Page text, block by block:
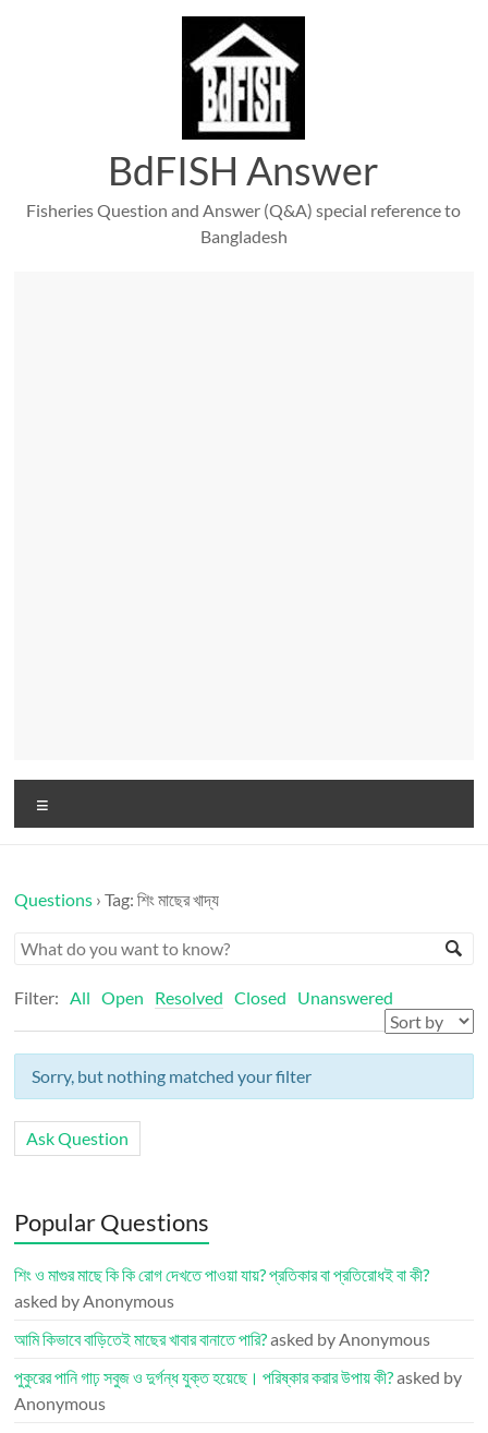
BdFISH Answer
Fisheries Question and Answer (Q&A) special reference to
Bangladesh
Questions ›Tag: শিং মাছের খাদ্য
Filter: All Open Resolved Closed Unanswered
Sorry, but nothing matched your filter
Ask Question
Popular Questions
শিং ও মাগুর মাছে কি কি রোগ দেখতে পাওয়া যায়? প্রতিকার বা প্রতিরোধই বা কী?
asked by Anonymous
আমি কিভাবে বাড়িতেই মাছের খাবার বানাতে পারি?asked by Anonymous
পুকুরের পানি গাঢ় সবুজ ও দুর্গন্ধ যুক্ত হয়েছে। পরিষ্কার করার উপায় কী?asked by
Anonymous